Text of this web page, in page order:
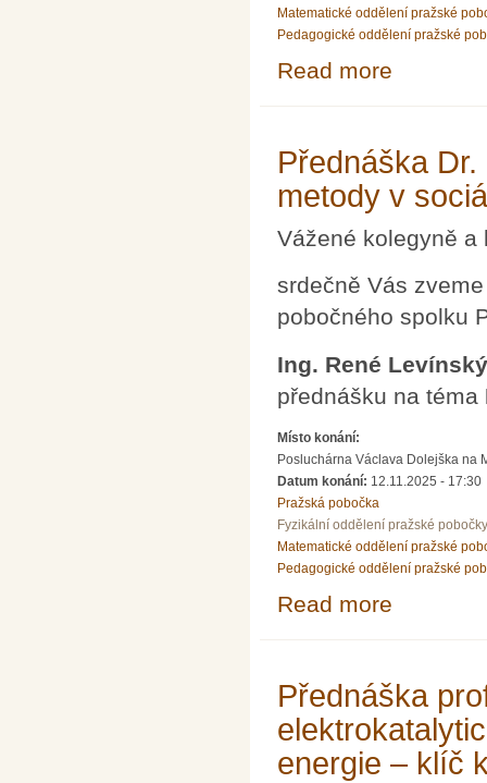
Matematické oddělení pražské
Pedagogické oddělení pražské
Read more
Přednáška
metody v
Vážené kolegyně a
srdečně Vás
pobočného spolku
Ing. René
přednášku na téma
Místo konání:
Posluchárna Václava Dolejška na
Datum konání: 12.11.2025 - 17:30
Pražská pobočka
Fyzikální oddělení pražské pobočky
Matematické oddělení pražské
Pedagogické oddělení pražské
Read more
Přednáška
energie – klíč